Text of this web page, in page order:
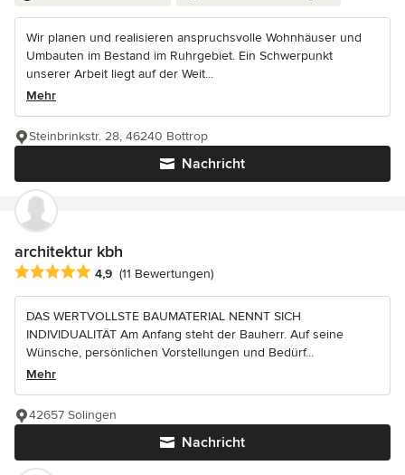
Wir planen und realisieren anspruchsvolle Wohnhäuser und
Umbauten im Bestand im Ruhrgebiet. Ein Schwerpunkt
unserer Arbeit liegt auf der Weit...
Mehr
Nachricht
Steinbrinkstr. 28, 46240 Bottrop
architektur kbh
Durchschnittliche Bewertung: 4.9 von 5 Sternen
4,9 (11 Bewertungen)
DAS WERTVOLLSTE BAUMATERIAL NENNT SICH
INDIVIDUALITÄT Am Anfang steht der Bauherr. Auf seine
Wünsche, persönlichen Vorstellungen und Bedürf...
Mehr
Nachricht
42657 Solingen